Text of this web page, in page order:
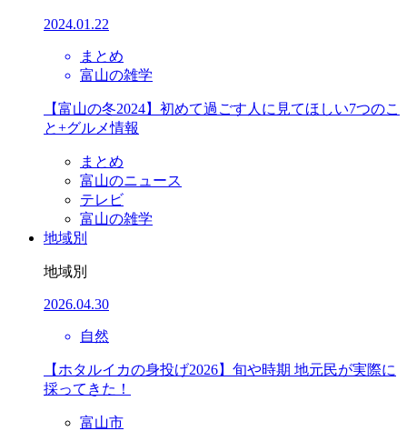
2024.01.22
まとめ
富山の雑学
【富山の冬2024】初めて過ごす人に見てほしい7つのこ
と+グルメ情報
まとめ
富山のニュース
テレビ
富山の雑学
地域別
地域別
2026.04.30
自然
【ホタルイカの身投げ2026】旬や時期 地元民が実際に
採ってきた！
富山市